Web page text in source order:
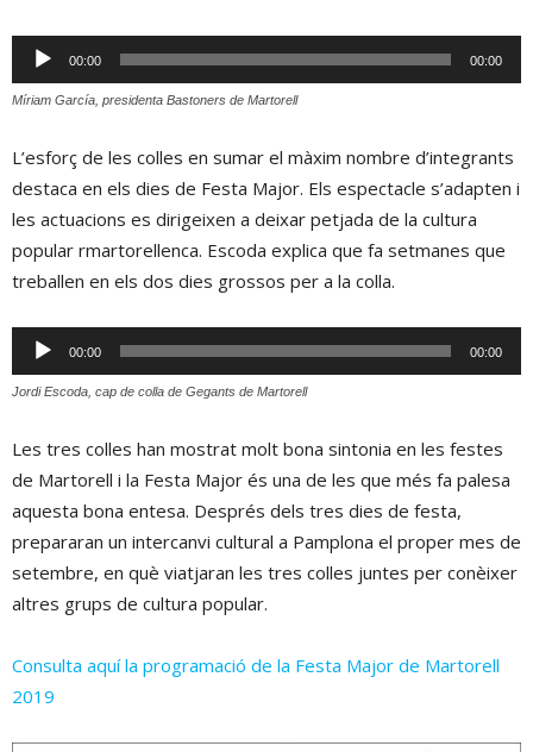
Reproductor
d'àudio
00:00 00:00
Míriam García, presidenta Bastoners de Martorell
L’esforç de les colles en sumar el màxim nombre d’integrants
destaca en els dies de Festa Major. Els espectacle s’adapten i
les actuacions es dirigeixen a deixar petjada de la cultura
popular rmartorellenca. Escoda explica que fa setmanes que
treballen en els dos dies grossos per a la colla.
Reproductor
d'àudio
00:00 00:00
Jordi Escoda, cap de colla de Gegants de Martorell
Les tres colles han mostrat molt bona sintonia en les festes
de Martorell i la Festa Major és una de les que més fa palesa
aquesta bona entesa. Després dels tres dies de festa,
prepararan un intercanvi cultural a Pamplona el proper mes de
setembre, en què viatjaran les tres colles juntes per conèixer
altres grups de cultura popular.
Consulta aquí la programació de la Festa Major de Martorell
2019